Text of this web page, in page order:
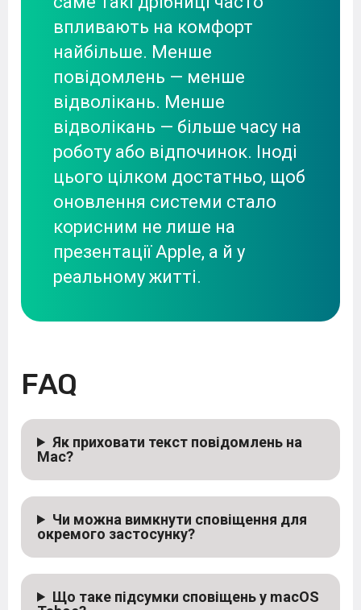
впливають на комфорт
найбільше. Менше
повідомлень — менше
відволікань. Менше
відволікань — більше часу на
роботу або відпочинок. Іноді
цього цілком достатньо, щоб
оновлення системи стало
корисним не лише на
презентації Apple, а й у
реальному житті.
FAQ
Як приховати текст повідомлень на
Mac?
Чи можна вимкнути сповіщення для
окремого застосунку?
Що таке підсумки сповіщень у macOS